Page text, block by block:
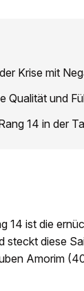
Krise mit
Qualität und
14 in der
14 ist die
steckt diese
Amorim